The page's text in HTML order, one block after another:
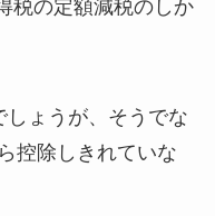
の定額減税のしか
ょうが、そうでな
控除しきれていな